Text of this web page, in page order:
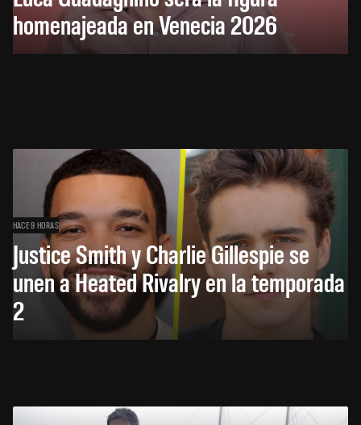
homenajeada en Venecia 2026
HACE 9 HORAS
Justice Smith y Charlie Gillespie se
unen a Heated Rivalry en la temporada
2